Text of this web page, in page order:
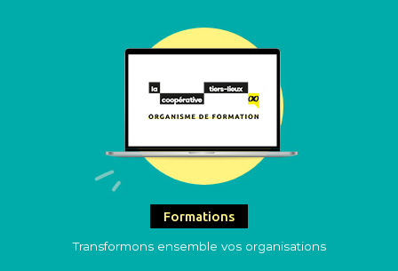
Formations
Transformons ensemble vos organisations